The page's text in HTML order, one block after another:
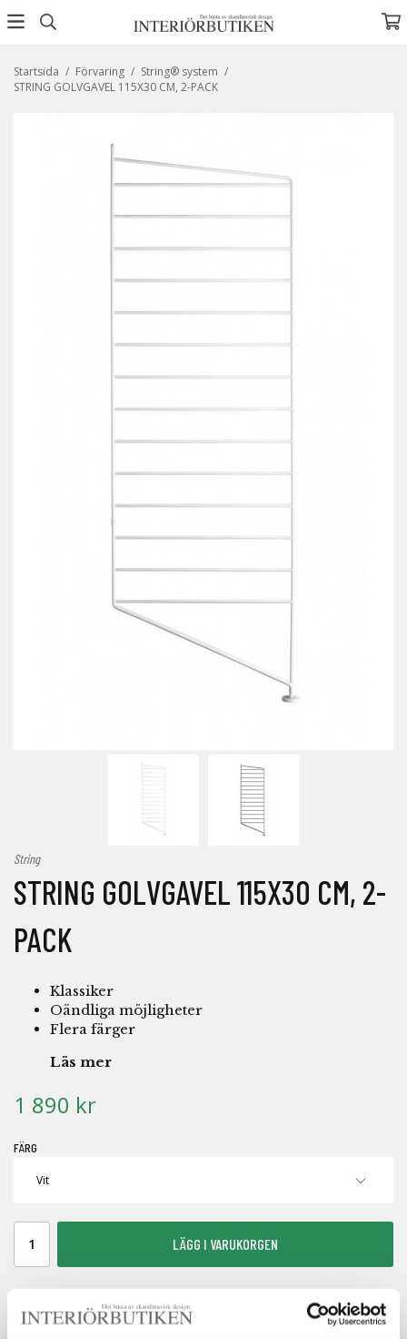
Startsida / Förvaring / String® system /
STRING GOLVGAVEL 115X30 CM, 2-PACK
String
STRING GOLVGAVEL 115X30 CM, 2-
PACK
Klassiker
Oändliga möjligheter
Flera färger
Läs mer
1 890 kr
FÄRG
LÄGG I VARUKORGEN
Artikelnummer:125364